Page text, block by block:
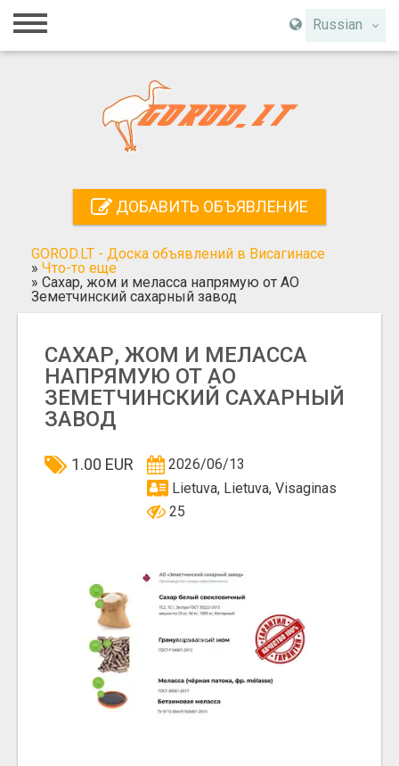
Russian
Главная
Регистрация
Поиск
ДОБАВИТЬ ОБЪЯВЛЕНИЕ
GOROD.LT - Доска объявлений в Висагинасе
» Что-то еще
» Сахар, жом и меласса напрямую от АО
Земетчинский сахарный завод
САХАР, ЖОМ И МЕЛАССА
НАПРЯМУЮ ОТ АО
ЗЕМЕТЧИНСКИЙ САХАРНЫЙ
ЗАВОД
1.00 EUR
2026/06/13
Lietuva, Lietuva, Visaginas
25